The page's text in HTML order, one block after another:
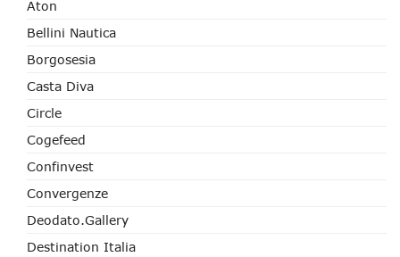
Aton
Bellini Nautica
Borgosesia
Casta Diva
Circle
Cogefeed
Confinvest
Convergenze
Deodato.Gallery
Destination Italia